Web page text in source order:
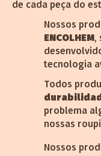
de cada peça do
Nossos
ENCOLHEM,
tecnologia
Todos
problema
nossas
Nossos